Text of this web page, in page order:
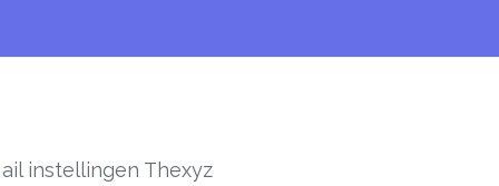
instellingen Thexyz